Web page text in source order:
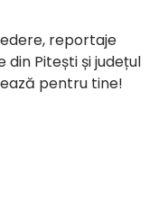
reportaje
din Pitești și județul
pentru tine!